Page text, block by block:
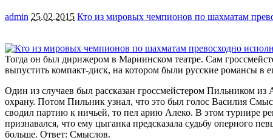
admin 25.02.2015 Кто из мировых чемпионов по шахматам
Тогда он был дирижером в Мариинском театре. Сам
выпустить компакт-диск, на котором были русские романсы в
Один из случаев был рассказан гроссмейстером Пильником
охрану. Потом Пильник узнал, что это был голос Василия
сводил партию к ничьей, то пел арию Алеко. В этом турнире
признавался, что ему цыганка предсказала судьбу оперного
больше. Ответ: Смыслов.